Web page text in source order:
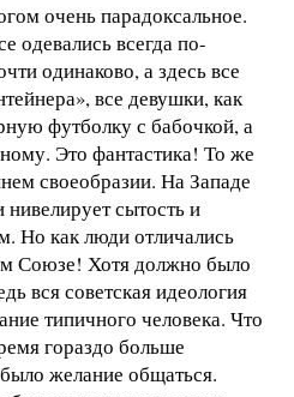
очень парадоксальное.
одевались всегда по-
одинаково, а здесь все
все девушки, как
футболку с бабочкой, а
Это фантастика! То же
своеобразии. На Западе
сытость и
Но как люди отличались
Союзе! Хотя должно было
вся советская идеология
типичного человека. Что
гораздо больше
желание общаться.